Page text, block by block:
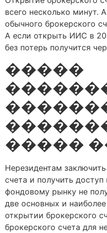
всего несколько минут.
обычного брокерского
А если открыть ИИС в
без потерь получится
�����
�����
Нерезидентам
счета и получить
фондовому рынку не
две основных и
открытии брокерского
брокерского счета для